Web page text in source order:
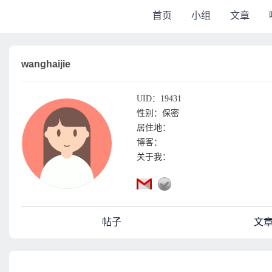
首页 小组 文章
wanghaijie
UID：19431
性别：保密
居住地：
博客：
关于我：
帖子 文